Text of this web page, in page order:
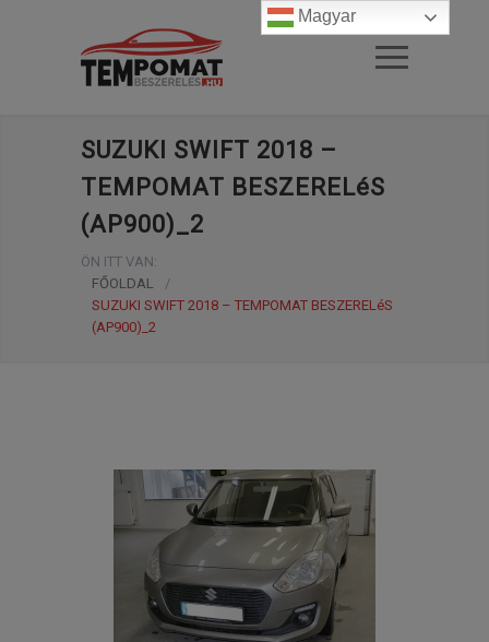
SUZUKI SWIFT 2018 –
TEMPOMAT BESZERELéS
(AP900)_2
ÖN ITT VAN:
FŐOLDAL
/
SUZUKI SWIFT 2018 – TEMPOMAT BESZERELéS
(AP900)_2
Magyar